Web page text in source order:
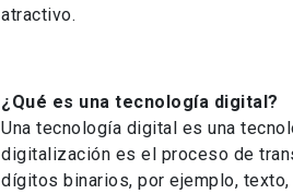
atractivo.
¿Qué es una tecnología digital?
Una tecnología digital es una
digitalización es el proceso de
dígitos binarios, por ejemplo,